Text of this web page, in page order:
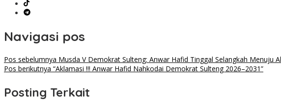
Navigasi pos
Pos sebelumnya Musda V Demokrat Sulteng: Anwar Hafid Tinggal Selangkah Menuju
Pos berikutnya “Aklamasi !!! Anwar Hafid Nahkodai Demokrat Sulteng 2026–2031”
Posting Terkait